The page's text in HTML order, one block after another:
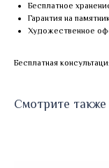
Бесплатное
Гарантия на
Художественное
Бесплатная
Смотрите также